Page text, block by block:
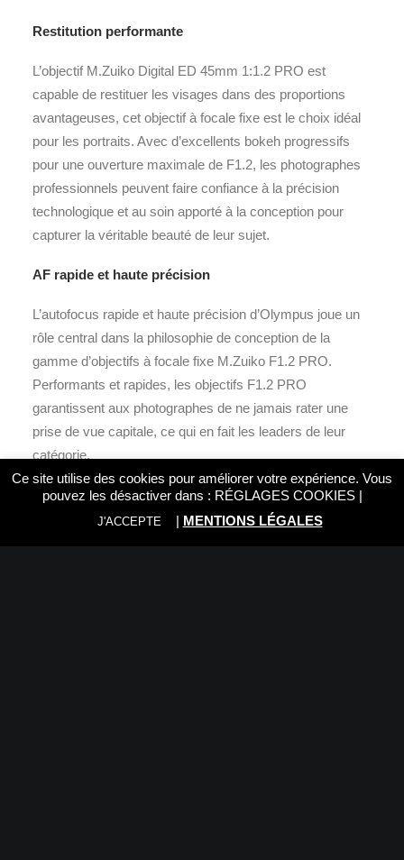
Restitution performante
L’objectif M.Zuiko Digital ED 45mm 1:1.2 PRO est
capable de restituer les visages dans des proportions
avantageuses, cet objectif à focale fixe est le choix idéal
pour les portraits. Avec d’excellents bokeh progressifs
pour une ouverture maximale de F1.2, les photographes
professionnels peuvent faire confiance à la précision
technologique et au soin apporté à la conception pour
capturer la véritable beauté de leur sujet.
AF rapide et haute précision
L’autofocus rapide et haute précision d’Olympus joue un
rôle central dans la philosophie de conception de la
gamme d’objectifs à focale fixe M.Zuiko F1.2 PRO.
Performants et rapides, les objectifs F1.2 PRO
garantissent aux photographes de ne jamais rater une
prise de vue capitale, ce qui en fait les leaders de leur
catégorie.
Mobilité maximum.
Ce site utilise des cookies pour améliorer votre expérience. Vous
pouvez les désactiver dans : RÉGLAGES COOKIES|
J'ACCEPTE | MENTIONS LÉGALES